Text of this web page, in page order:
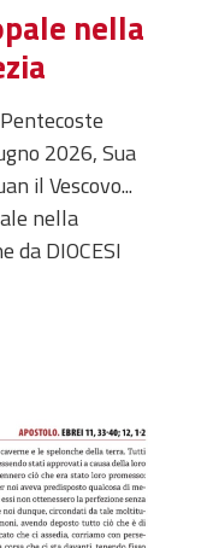
nella
2026, Sua
il Vescovo...
nella
da DIOCESI